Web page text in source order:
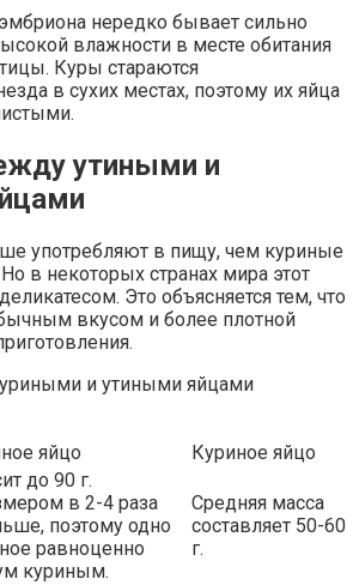
нередко бывает сильно
влажности в месте обитания
Куры стараются
в сухих местах, поэтому их яйца
утиными и
употребляют в пищу, чем куриные
в некоторых странах мира этот
Это объясняется тем, что
вкусом и более плотной
и утиными яйцами
яйцо Куриное яйцо
до 90 г.
в 2-4 раза
поэтому одно
равноценно
куриным.
Средняя масса
составляет 50-60
г.